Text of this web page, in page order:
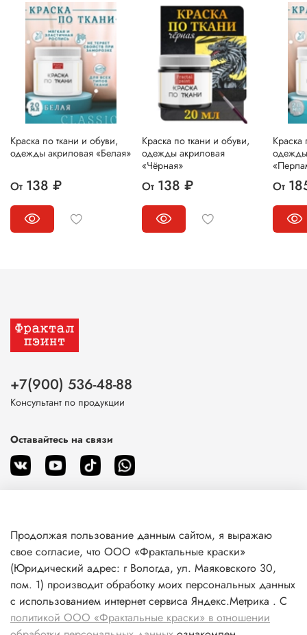
Краска по ткани и обуви,
одежды акриловая «Белая»
От 138 ₽
Краска по ткани и обуви,
одежды акриловая
«Чёрная»
От 138 ₽
Краска
От
О магазине
Клиентам
Информация
+7(900) 536-48-88
Консультант по продукции
Оставайтесь на связи
Продолжая пользование данным сайтом, я выражаю
свое согласие, что ООО «Фрактальные краски»
(Юридический адрес: г Вологда, ул. Маяковского 30,
пом. 1) производит обработку моих персональных данных
с использованием интернет сервиса Яндекс.Метрика . С
политикой ООО «Фрактальные краски» в отношении